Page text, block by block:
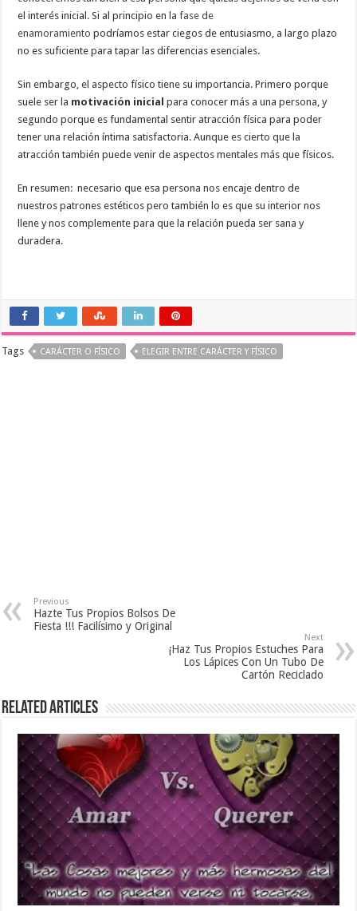
el interés inicial. Si al principio en lafase de
enamoramiento podríamos estar ciegos de entusiasmo, a largo plazo
no es suficiente para tapar las diferencias esenciales.
Sin embargo, el aspecto físico tiene su importancia. Primero porque
suele ser la motivación inicial para conocer más a una persona, y
segundo porque es fundamental sentir atracción física para poder
tener una relación íntima satisfactoria. Aunque es cierto que la
atracción también puede venir de aspectos mentales más que físicos.
En resumen: necesario que esa persona nos encaje dentro de
nuestros patrones estéticos pero también lo es que su interior nos
llene y nos complemente para que la relación pueda ser sana y
duradera.
Tags CARÁCTER O FÍSICO ELEGIR ENTRE CARÁCTER Y FÍSICO
Previous
Hazte Tus Propios Bolsos De
Fiesta !!! Facilísimo y Original
Next
¡Haz Tus Propios Estuches Para
Los Lápices Con Un Tubo De
Cartón Reciclado
Related Articles